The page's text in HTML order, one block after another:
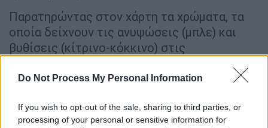
Do Not Process My Personal Information
If you wish to opt-out of the sale, sharing to third parties, or
processing of your personal or sensitive information for
Παρατηρώντας στον χάρτη τα χρώματα, τα
οποία δείχνουν τις ανυψώσεις (μπλε) και
βυθίσεις (κίτρινο-κόκκινο) στις
ανάλυσης InSar δεδομένων από το
Μιχάλη Φουμέλη- ο κ. Παπαζάχος εξηγεί πως